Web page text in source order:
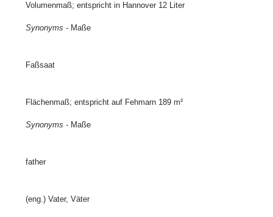
Volumenmaß; entspricht in Hannover 12 Liter
Synonyms - Maße
Faßsaat
Flächenmaß; entspricht auf Fehmarn 189 m²
Synonyms - Maße
father
(eng.) Vater, Väter